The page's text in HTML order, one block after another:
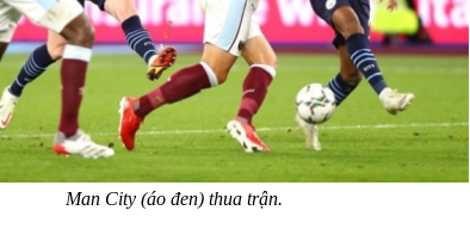
Man City (áo đen) thua trận.